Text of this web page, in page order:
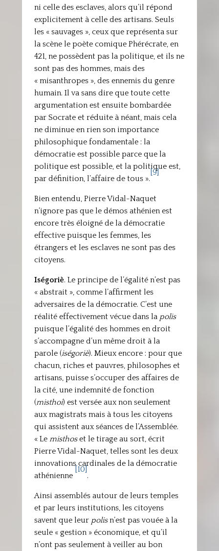
ni celle des esclaves, alors qu’il répond
explicitement à celle des artisans. Seuls
les « sauvages », ceux que représenta sur
la scène le poète comique Phérécrate, en
421, ne possèdent pas la politique, et ils ne
sont pas des hommes, mais des
« misanthropes », des ennemis du genre
humain. Il va sans dire que toute cette
argumentation est ensuite bombardée
par Socrate et réduite à néant, mais cela
ne diminue en rien son importance
philosophique fondamentale : la
démocratie est possible parce que la
politique est possible, et la politique est,
par définition, l’affaire de tous ».
[9]
Bien entendu, Pierre Vidal-Naquet
n’ignore pas que le démos athénien est
encore très éloigné de la démocratie
effective puisque les femmes, les
étrangers et les esclaves ne sont pas des
citoyens.
Iségoriè. Le principe de l’égalité n’est pas
« abstrait », comme l’affirment les
adversaires de la démocratie. C’est une
réalité effectivement vécue dans la polis
puisque l’égalité des hommes en droit
s’accompagne d’un même droit à la
parole (iségoriè). Mieux encore : pour que
chacun, riches et pauvres, philosophes et
artisans, puisse s’occuper des affaires de
la cité, une indemnité de fonction
(misthoi) est versée aux non seulement
aux magistrats mais à tous les citoyens
qui assistent aux séances de l’Assemblée.
« Le misthoset le tirage au sort, écrit
Pierre Vidal-Naquet, telles sont les deux
innovations cardinales de la démocratie
athénienne
[10]
.
Ainsi assemblés autour de leurs temples
et par leurs institutions, les citoyens
savent que leur polisn’est pas vouée à la
seule « gestion » économique, et qu’il
n’ont pas seulement à veiller au bon